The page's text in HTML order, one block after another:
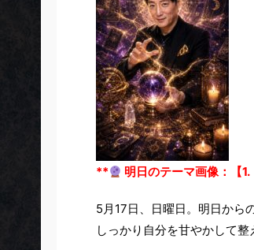
** 明日のテーマ画像：【
5月17日、日曜日。明日から
しっかり自分を甘やかして整